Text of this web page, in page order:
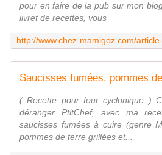
pour en faire de la pub sur mon
livret de recettes, vous
( Recette pour four cyclonique )
déranger PtitChef, avec ma
saucisses fumées à cuire (genre
pommes de terre grillées et...